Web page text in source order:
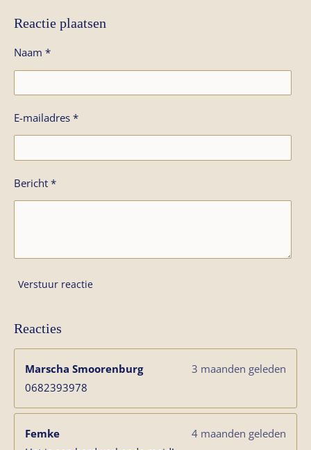
Reactie plaatsen
Naam *
E-mailadres *
Bericht *
Verstuur reactie
Reacties
Marscha Smoorenburg
3 maanden geleden
0682393978
Femke
4 maanden geleden